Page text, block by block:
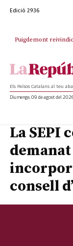
Edició 2936
Puigdemont
Portugal acusa
Els Països Catalans al teu
Diumenge, 09 de agost del
La SEPI
consell